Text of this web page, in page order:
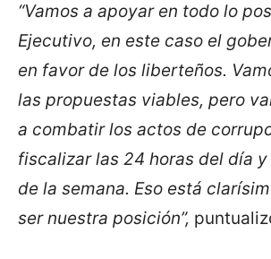
“Vamos a apoyar en todo lo
Ejecutivo, en este caso el
en favor de los liberteños.
las propuestas viables, pero
a combatir los actos de
fiscalizar las 24 horas del día
de la semana. Eso está
ser nuestra posición”,